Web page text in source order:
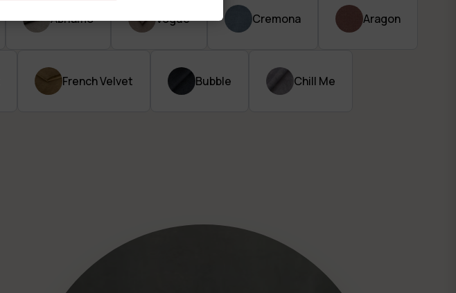
Abriamo Vogue Cremona Aragon
French Velvet Bubble Chill Me